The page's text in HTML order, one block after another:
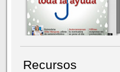
Recursos